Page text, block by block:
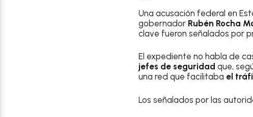
Una acusación federal en
gobernador Rubén Rocha
clave fueron señalados por
El expediente no habla de
jefes de seguridad que,
una red que facilitaba el
Los señalados por las